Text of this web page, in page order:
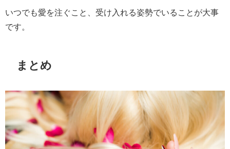
いつでも愛を注ぐこと、受け入れる姿勢でいることが大事
です。
まとめ